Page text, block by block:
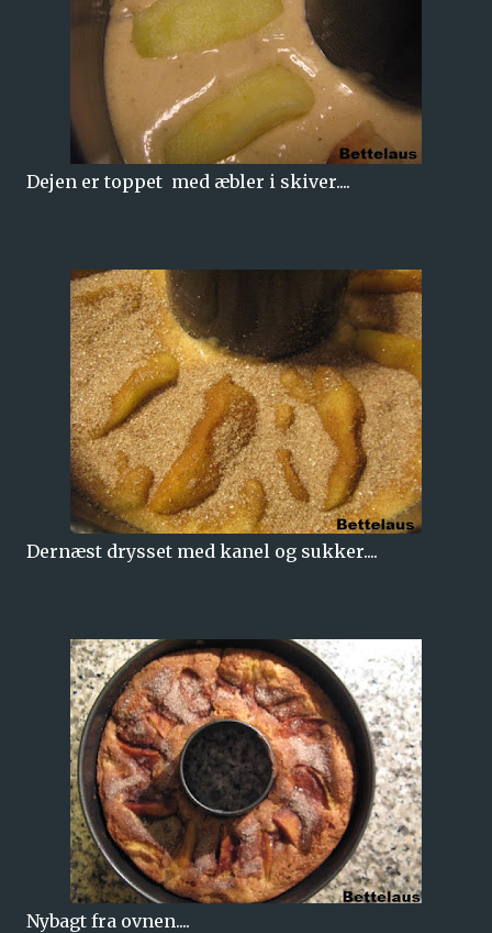
Dejen er toppet med æbler i skiver....
Dernæst drysset med kanel og sukker....
Nybagt fra ovnen....